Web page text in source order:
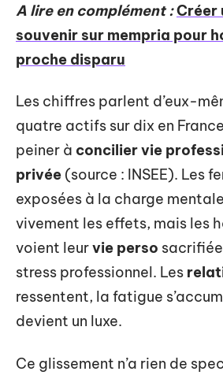
A lire en complément :Créer
souvenir sur mempria pour
proche disparu
Les chiffres parlent d’eux-
quatre actifs sur dix en
peiner à concilier vie
privée (source : INSEE). Les
exposées à la charge
vivement les effets, mais les
voient leurvie perso sacrifiée
stress professionnel. Les
ressentent, la fatigue
devient un luxe.
Ce glissement n’a rien de